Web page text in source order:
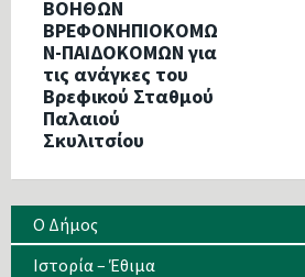
ΒΟΗΘΩΝ
ΒΡΕΦΟΝΗΠΙΟΚΟΜΩ
Ν-ΠΑΙΔΟΚΟΜΩΝ για
τις ανάγκες του
Βρεφικού Σταθμού
Παλαιού
Σκυλιτσίου
Ο Δήμος
Ιστορία – Έθιμα